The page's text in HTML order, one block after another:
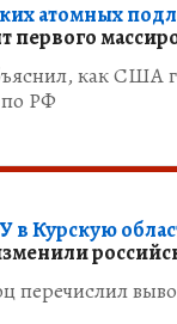
атомных
первого
как США
РФ
Курскую
перечислил